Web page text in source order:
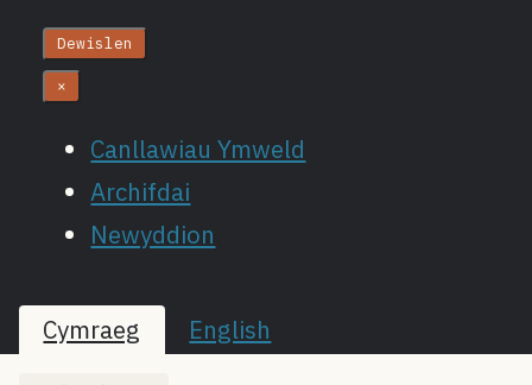
Dewislen
×
Canllawiau Ymweld
Archifdai
Newyddion
Cymraeg English